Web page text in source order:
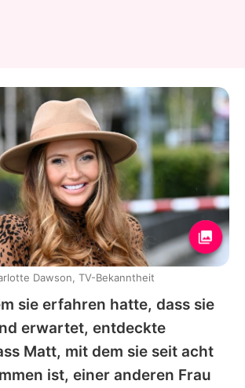
sie erfahren hatte, dass sie
erwartet, entdeckte
Matt, mit dem sie seit acht
ist, einer anderen Frau
Dawson, TV-Bekanntheit